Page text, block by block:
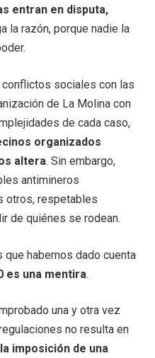
entran en disputa,
la razón, porque nadie la
sociales con las
de La Molina con
de cada caso,
organizados
altera. Sin embargo,
antimineros
otros, respetables
de quiénes se rodean.
habernos dado cuenta
es una mentira.
una y otra vez
no resulta en
la imposición de una